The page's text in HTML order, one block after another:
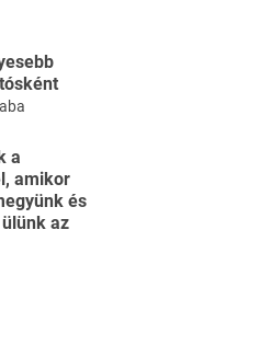
a
amikor
és
az